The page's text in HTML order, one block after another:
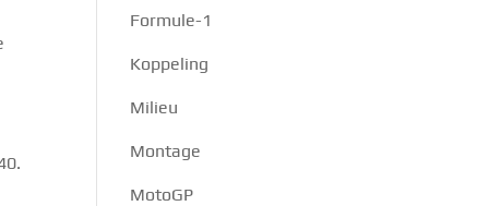
Formule-1
Koppeling
Milieu
Montage
MotoGP